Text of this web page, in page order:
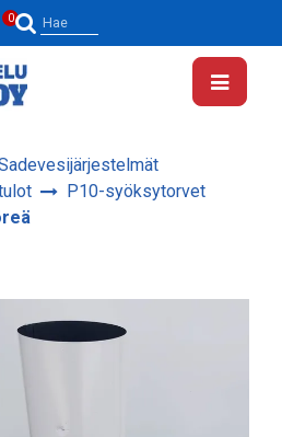
0
Hae
P10-syöksytorvet